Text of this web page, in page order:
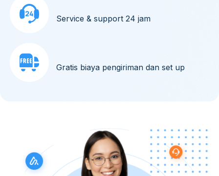
Service & support 24 jam
Gratis biaya pengiriman dan set up